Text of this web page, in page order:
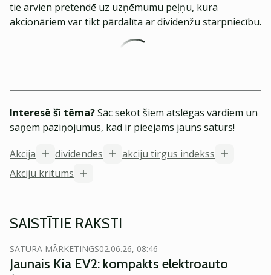
tie arvien pretendē uz uzņēmumu peļņu, kura
akcionāriem var tikt pārdalīta ar dividenžu starpniecību.
Interesē šī tēma?Sāc sekot šiem atslēgas vārdiem un
saņem paziņojumus, kad ir pieejams jauns saturs!
Akcija
dividendes
akciju tirgus indekss
Akciju kritums
SAISTĪTIE RAKSTI
SATURA MĀRKETINGS02.06.26, 08:46
Jaunais Kia EV2: kompakts elektroauto